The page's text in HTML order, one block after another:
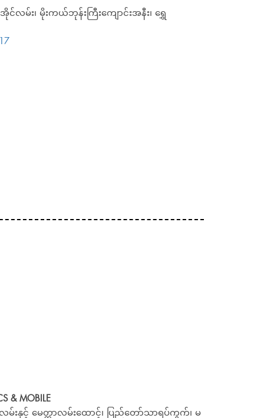
မ်း၊ မိုးကယ်ဘုန်းကြီးကျောင်းအနီး၊ ရွှေ
& MOBILE
မ်းနှင့် မေတ္တာလမ်းထောင့်၊ ပြည်တော်သာရပ်ကွက်၊ မ